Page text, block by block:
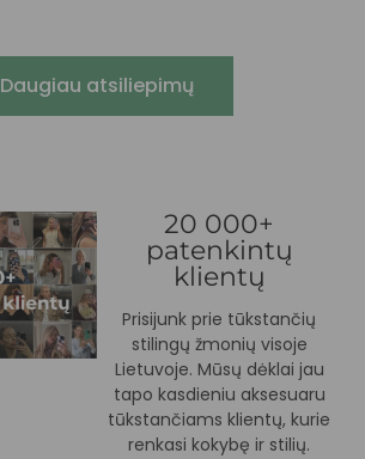
Daugiau atsiliepimų
20 000+
patenkintų
klientų
Prisijunk prie tūkstančių
stilingų žmonių visoje
Lietuvoje. Mūsų dėklai jau
tapo kasdieniu aksesuaru
tūkstančiams klientų, kurie
renkasi kokybę ir stilių.